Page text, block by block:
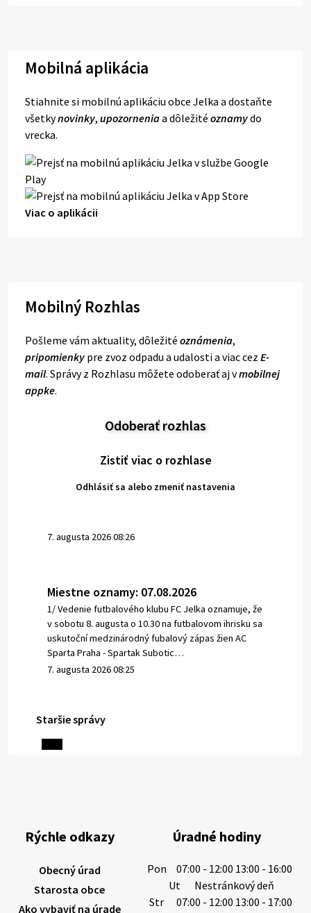
Mobilná aplikácia
Stiahnite si mobilnú aplikáciu obce Jelka a dostaňte
všetkynovinky, upozorneniaa dôležité oznamydo
vrecka.
Viac o aplikácii
Mobilný Rozhlas
Pošleme vám aktuality, dôležité oznámenia,
pripomienky pre zvoz odpadu a udalosti a viac cez E-
mail. Správy z Rozhlasu môžete odoberať aj vmobilnej
appke.
Odoberať rozhlas
Zistiť viac o rozhlase
Odhlásiť sa alebo zmeniť nastavenia
7. augusta 2026 08:26
Miestne oznamy: 07.08.2026
1/ Vedenie futbalového klubu FC Jelka oznamuje, že
v sobotu 8. augusta o 10.30 na futbalovom ihrisku sa
uskutoční medzinárodný fubalový zápas žien AC
Sparta Praha - Spartak Subotic…
7. augusta 2026 08:25
6. augusta 2026 08:13
výdatnosti vodárenských zdrojov.
Západoslovenská vodárenská spoločnosť preto
6. augusta 2026 08:12
Staršie správy
Rýchle odkazy
Obecný úrad
Starosta obce
Ako vybaviť na úrade
Úradné hodiny
Pon
07:00 - 12:00 13:00 - 16:00
Ut
Nestránkový deň
Str
07:00 - 12:00 13:00 - 17:00